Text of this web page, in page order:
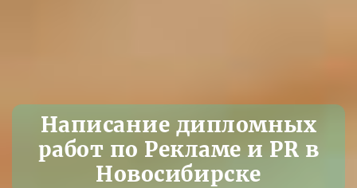
Написание дипломных
работ по Рекламе и PR в
Новосибирске